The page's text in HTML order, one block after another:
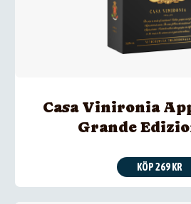
Casa Vinironia
Grande
KÖP 269 KR